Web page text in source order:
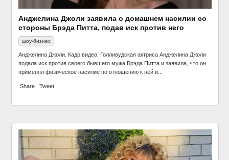
Анджелина Джоли заявила о домашнем насилии со
стороны Брэда Питта, подав иск против него
шоу-бизнес
Анджелина Джоли. Кадр видео: Голливудская актриса Анджелина Джоли
подала иск против своего бывшего мужа Брэда Питта и заявила, что он
применял физическое насилие по отношению к ней и...
Share Tweet